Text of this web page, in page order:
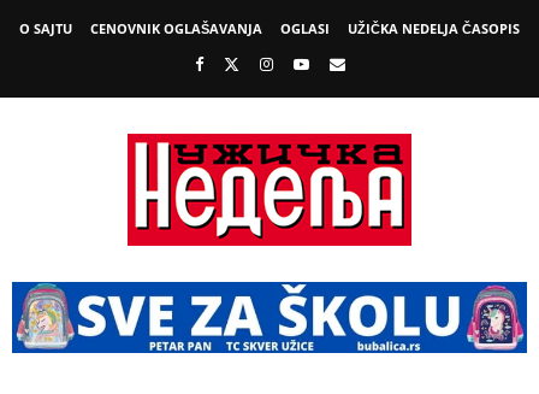
O SAJTU CENOVNIK OGLAŠAVANJA OGLASI UŽIČKA NEDELJA ČASOPIS